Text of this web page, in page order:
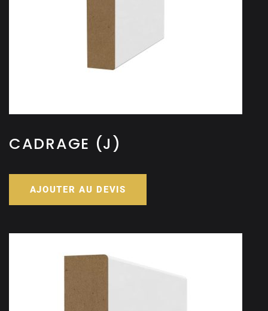
CADRAGE (J)
AJOUTER AU DEVIS